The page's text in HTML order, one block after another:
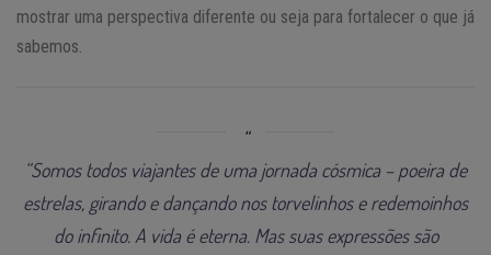
mostrar uma perspectiva diferente ou seja para fortalecer o que já
sabemos.
“Somos todos viajantes de uma jornada cósmica – poeira de
estrelas, girando e dançando nos torvelinhos e redemoinhos
do infinito. A vida é eterna. Mas suas expressões são